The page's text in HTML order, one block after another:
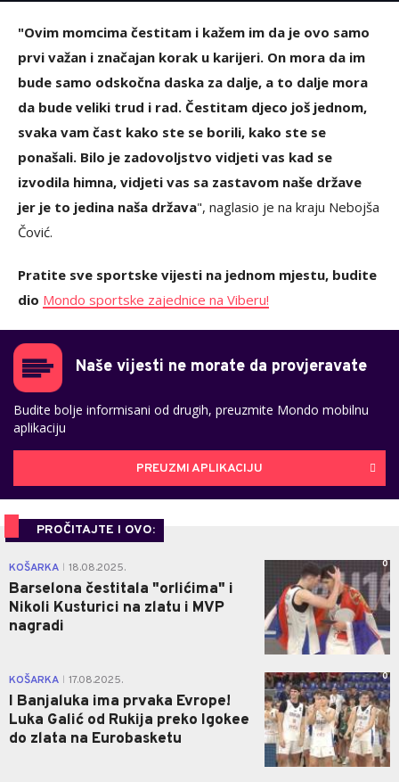
"Ovim momcima čestitam i kažem im da je ovo samo
prvi važan i značajan korak u karijeri. On mora da im
bude samo odskočna daska za dalje, a to dalje mora
da bude veliki trud i rad. Čestitam djeco još jednom,
svaka vam čast kako ste se borili, kako ste se
ponašali. Bilo je zadovoljstvo vidjeti vas kad se
izvodila himna, vidjeti vas sa zastavom naše države
jer je to jedina naša država", naglasio je na kraju Nebojša
Čović.
Pratite sve sportske vijesti na jednom mjestu, budite
dio Mondo sportske zajednice na Viberu!
Naše vijesti ne morate da provjeravate
Budite bolje informisani od drugih, preuzmite Mondo mobilnu
aplikaciju
PREUZMI APLIKACIJU
PROČITAJTE I OVO:
KOŠARKA 18.08.2025.
Barselona čestitala "orlićima" i
Nikoli Kusturici na zlatu i MVP
nagradi
0
KOŠARKA 17.08.2025.
I Banjaluka ima prvaka Evrope!
Luka Galić od Rukija preko Igokee
do zlata na Eurobasketu
0